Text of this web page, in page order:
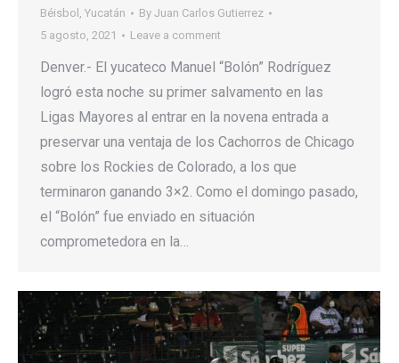
Béisbol , Yucatán By Juan Carlos Gutierrez
5 agosto, 2021
Leave a comment
Denver.- El yucateco Manuel “Bolón” Rodríguez
logró esta noche su primer salvamento en las
Ligas Mayores al entrar en la novena entrada a
preservar una ventaja de los Cachorros de Chicago
sobre los Rockies de Colorado, a los que
terminaron ganando 3×2. Como el domingo pasado,
el “Bolón” fue enviado en situación
comprometedora en la…